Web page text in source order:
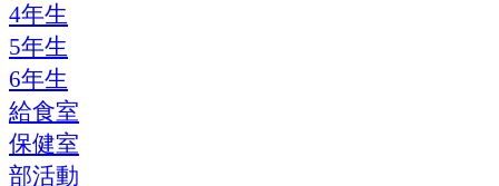
4年生
5年生
6年生
給食室
保健室
部活動